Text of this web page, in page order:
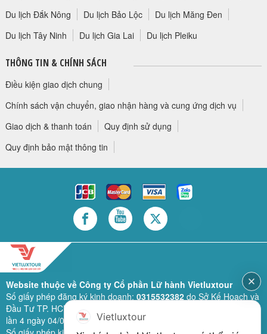
Du lịch Đắk Nông
Du lịch Bảo Lộc
Du lịch Măng Đen
Du lịch Tây Ninh
Du lịch Gia Lai Du lịch Pleiku
THÔNG TIN & CHÍNH SÁCH
Điều kiện giao dịch chung
Chính sách vận chuyển, giao nhận hàng và cung ứng dịch vụ
Giao dịch & thanh toán
Quy định sử dụng
Quy định bảo mật thông tin
Website thuộc về Công ty Cổ phần Lữ hành Vietluxtour
Số giấy phép đăng ký kinh doanh: 0315532382do Sở Kế Hoạch và
Đầu Tư TP. HCM cấp lần đầu ngày 28/02/2019 (sửa đổi bổ sung
lần 4 ngày 04/06/2024). Vietluxtour